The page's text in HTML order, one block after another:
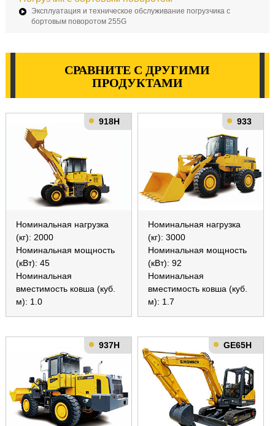
Эксплуатация и техническое обслуживание погрузчика с
бортовым поворотом 255G
СРАВНИТЕ С ДРУГИМИ
ПРОДУКТАМИ
918H
Номинальная нагрузка
(кг): 2000
Номинальная мощность
(кВт): 45
Номинальная
вместимость ковша (куб.
м): 1.0
933
Номинальная нагрузка
(кг): 3000
Номинальная мощность
(кВт): 92
Номинальная
вместимость ковша (куб.
м): 1.7
937H GE65H